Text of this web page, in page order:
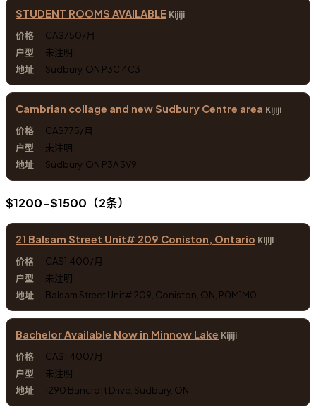
STUDENT ROOMS AVAILABLE Kijiji
CA$750/月
未注明
Sudbury, ON P3C 4C3
Cambrian collage and new Sudbury Centre area Kijiji
CA$775/月
未注明
Sudbury, ON P3A 3V9
$1200-$1500（2条）
21 Balsam Street Unit# 209 Coniston, Ontario Kijiji
CA$1,400/月
未注明
Balsam Street Unit# 209, Coniston, ON, P0M1M0
Bachelor Available Now in Minnow Lake Kijiji
CA$1,400/月
未注明
1290 Bancroft Drive, Sudbury, ON